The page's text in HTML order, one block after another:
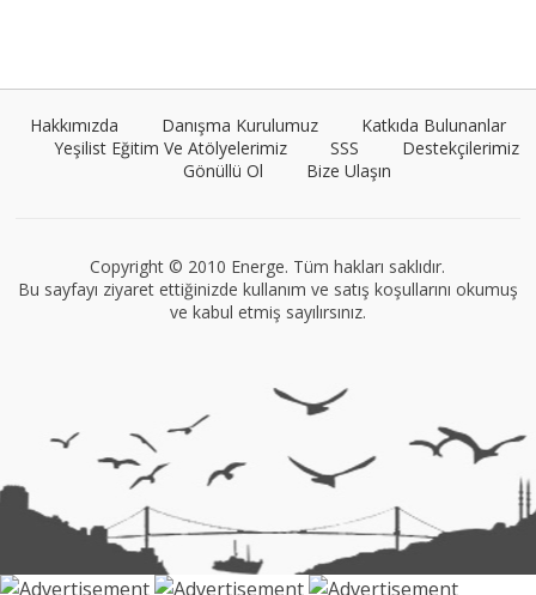
Tüm yazıları görüntüle
Naz Kural
Tüm yazıları görüntüle
Hakkımızda Danışma Kurulumuz
Katkıda Bulunanlar
Yeşilist Eğitim Ve Atölyelerimiz
SSS
Destekçilerimiz
Gönüllü Ol
Bize Ulaşın
Copyright © 2010 Energe. Tüm hakları saklıdır.
Bu sayfayı ziyaret ettiğinizde kullanım ve satış koşullarını okumuş
ve kabul etmiş sayılırsınız.